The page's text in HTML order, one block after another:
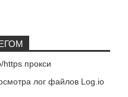
https прокси
лог файлов Log.io